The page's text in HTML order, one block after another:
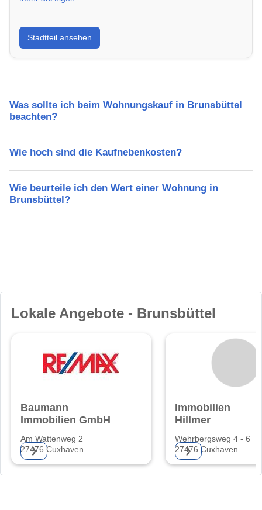
Erfahre mehr über deinen Stadtteil in Brunsbüttel:
Lebensqualität, Verkehrsanbindung, Schulen,
Freizeitmöglichkeiten und Mietpreise.
Stadtteil ansehen
Was sollte ich beim Wohnungskauf in Brunsbüttel
beachten?
Wie hoch sind die Kaufnebenkosten?
Wie beurteile ich den Wert einer Wohnung in
Brunsbüttel?
Lokale Angebote - Brunsbüttel
Baumann
Immobilien GmbH
Am Wattenweg 2
27476 Cuxhaven
❯
Immobilien
Hillmer
Wehrbergsweg 4 - 6
27476 Cuxhaven
❯